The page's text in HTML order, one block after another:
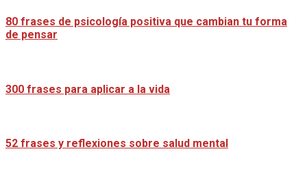
80 frases de psicología positiva que cambian tu forma
de pensar
300 frases para aplicar a la vida
52 frases y reflexiones sobre salud mental